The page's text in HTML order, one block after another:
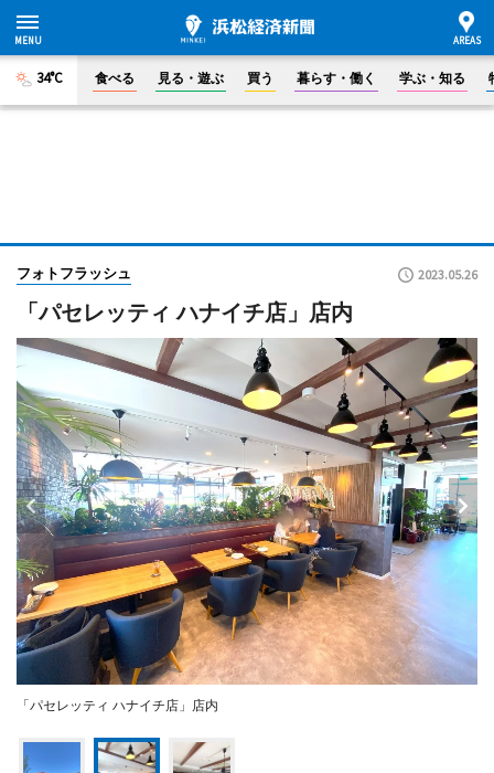
34°C 食べる 見る・遊ぶ 買う 暮らす・働く 学ぶ・知る
フォトフラッシュ 2023.05.26
「パセレッティ ハナイチ店」店内
「パセレッティ ハナイチ店」店内